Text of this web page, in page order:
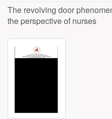
The revolving door
the perspective of nurses